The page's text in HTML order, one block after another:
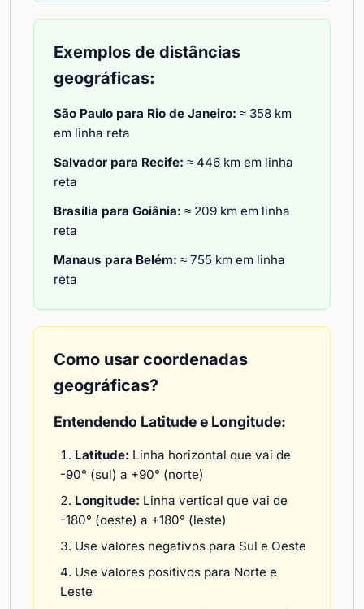
Exemplos de distâncias
geográficas:
São Paulo para Rio de Janeiro: ≈ 358 km
em linha reta
Salvador para Recife: ≈ 446 km em linha
reta
Brasília para Goiânia: ≈ 209 km em linha
reta
Manaus para Belém: ≈ 755 km em linha
reta
Como usar coordenadas
geográficas?
Entendendo Latitude e Longitude:
Latitude: Linha horizontal que vai de
-90° (sul) a +90° (norte)
Longitude: Linha vertical que vai de
-180° (oeste) a +180° (leste)
Use valores negativos para Sul e Oeste
Use valores positivos para Norte e
Leste